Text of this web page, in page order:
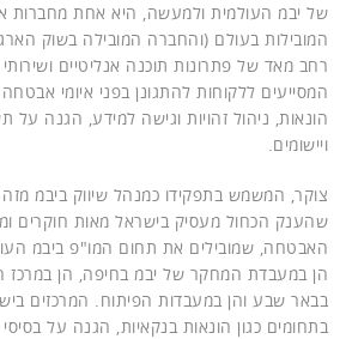
של יבמ העולמית ולמעשה, היא אחת מחברות
המובילות בעולם (והחברה המובילה בשוק
רחב מאד של פתרונות תוכנה אנליטיים
המסייעים ללקוחות להתגונן בפני איומי
הונאות, ניהול זהויות וגישה למידע, הגנה על
ויישומים.
שהענק הכחול מעסיק בישראל מאות חוקרים
האבטחה, שמובילים את תחום המו"פ ביבמ
הן במעבדת המחקר של יבמ בחיפה, הן במרכז
בבאר שבע והן במעבדות הפיתוח. המרכזים
בתחומים כגון הונאות בנקאיות, הגנה על